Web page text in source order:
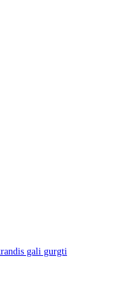
gali gurgti